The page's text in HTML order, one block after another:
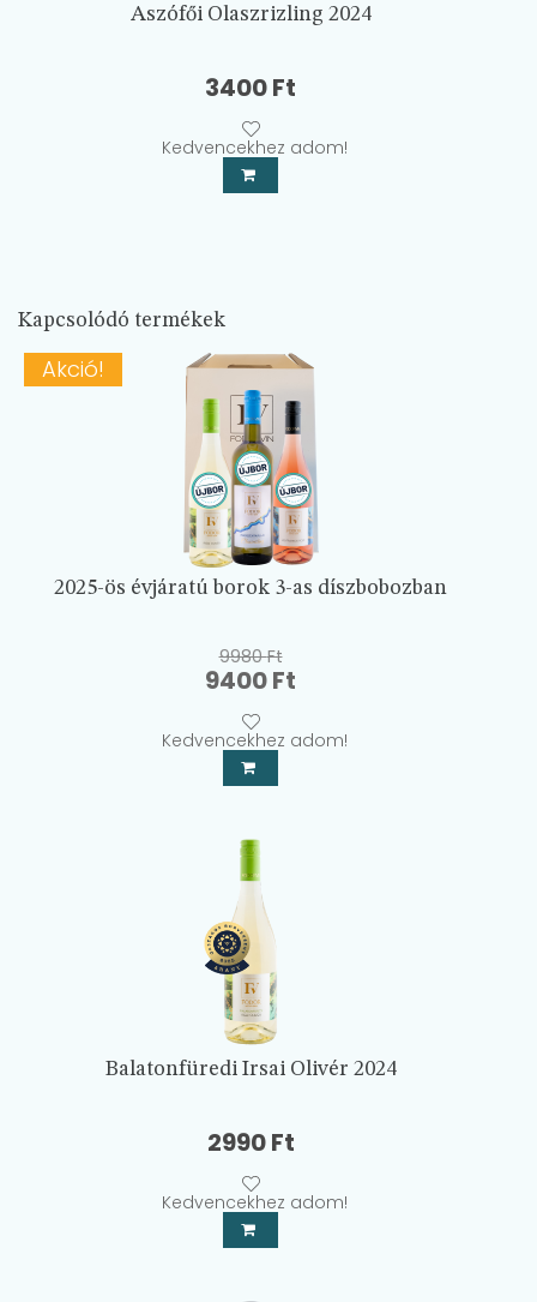
Aszófői Olaszrizling 2024
3400Ft
Kedvencekhez adom!
Kapcsolódó termékek
Akció!
2025-ös évjáratú borok 3-as díszbobozban
9980Ft
Original
price
was:
9980 Ft.
9400Ft
is:
Kedvencekhez adom!
Balatonfüredi Irsai Olivér 2024
2990Ft
Kedvencekhez adom!